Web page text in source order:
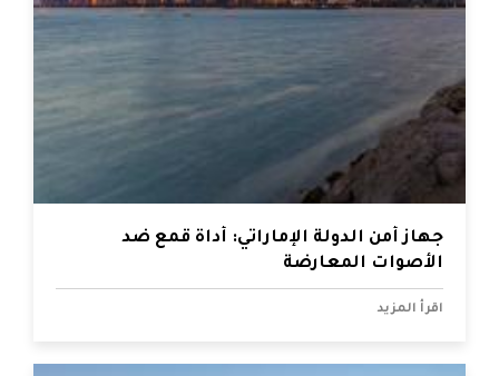
جهاز أمن الدولة الإماراتي: أداة قمع ضد
الأصوات المعارضة
اقرأ المزيد